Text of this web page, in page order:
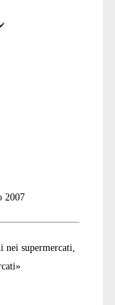
2007
nei supermercati,